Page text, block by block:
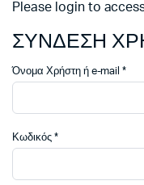
Please login to
ΣΥΝΔΕΣΗ
Όνομα Χρήστη ή e-mail*
Κωδικός *Απαιτείται